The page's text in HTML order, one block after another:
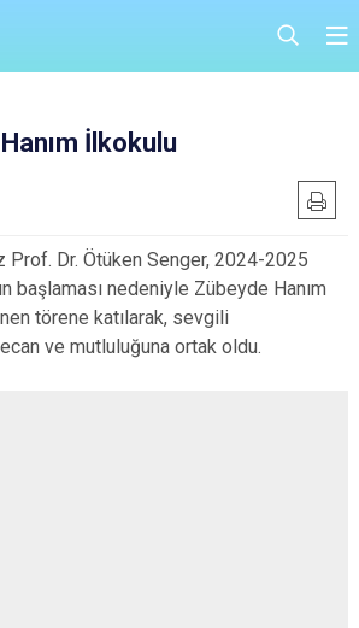
İlkokulu
Prof. Dr. Ötüken Senger, 2024-2025
başlaması nedeniyle Zübeyde Hanım
törene katılarak, sevgili
ve mutluluğuna ortak oldu.